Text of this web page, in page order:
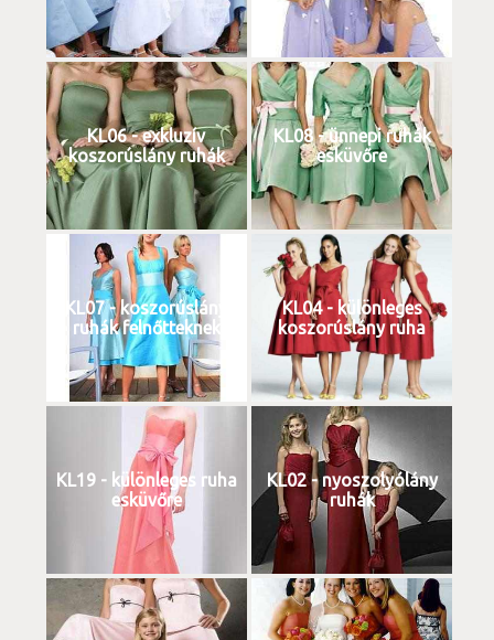
KL06 - exkluzív
koszorúslány ruhák
KL08 - ünnepi ruhák
esküvőre
KL07 - koszorúslány
ruhák felnőtteknek
KL04 - különleges
koszorúslány ruha
KL19 - különleges ruha
esküvőre
KL02 - nyoszolyólány
ruhák